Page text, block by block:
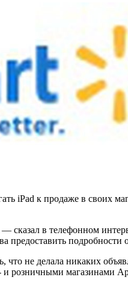
iPad к продаже в своих
сказал в телефонном
предоставить подробности
что не делала никаких
розничными магазинами